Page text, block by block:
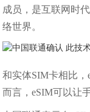
成员，是互联网时
络世界。
和实体SIM卡相比
而言，eSIM可以让